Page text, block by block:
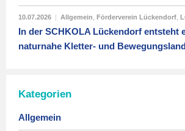
10.07.2026 | Allgemein Förderverein Lückendorf
In der SCHKOLA Lückendorf entsteht
naturnahe Kletter- und
Kategorien
Allgemein